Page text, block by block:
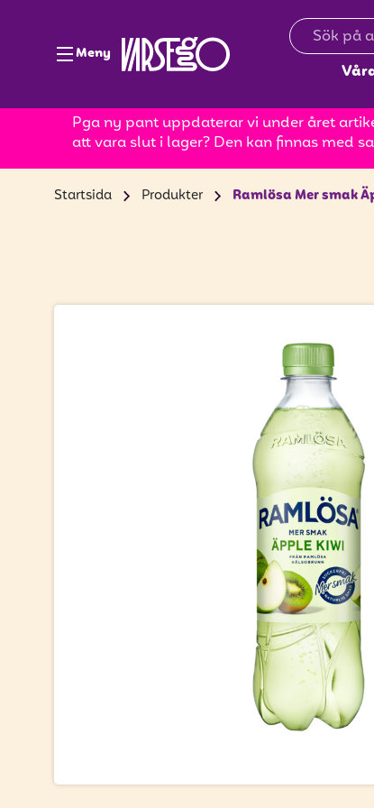
Meny
Pga ny pant uppdaterar vi under året
att vara slut i lager? Den kan finnas med
Startsida Produkter Ramlösa Mer smak